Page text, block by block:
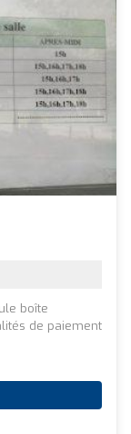
boîte
de paiement